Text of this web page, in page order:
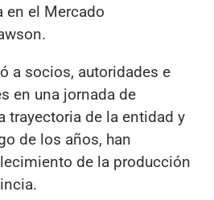
en el Mercado
a socios, autoridades e
en una jornada de
trayectoria de la entidad y
de los años, han
de la producción